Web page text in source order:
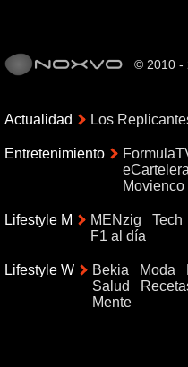
© 2010 -
Actualidad Los
Entretenimiento
eCartelera
Movienco
Lifestyle M MENzig Tech
F1 al día
Lifestyle W Bekia Moda
Salud
Mente